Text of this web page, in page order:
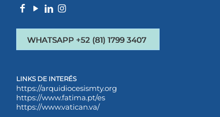
LINKS DE INTERÉS
https://arquidiocesismty.org
https://www.fatima.pt/es
https://www.vatican.va/